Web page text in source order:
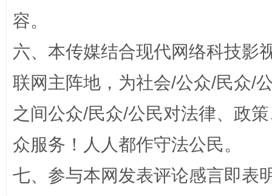
“蜀中异人”王建安的艺术幻境
容。
六、本传媒结合现代网络科技影
联网主阵地，为社会/公众/民众/
之间公众/民众/公民对法律、政
众服务！人人都作守法公民。
七、参与本网发表评论感言即表